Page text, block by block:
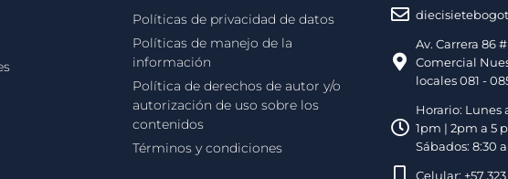
Políticas de privacidad de datos
Políticas de manejo de la
información
Política de derechos de autor y/o
autorización de uso sobre los
contenidos
Términos y condiciones
Av. Carrera 86
Comercial
locales 081 -
Horario: Lunes
1pm | 2pm a 5
Sábados: 8:30
Celular: +57 323